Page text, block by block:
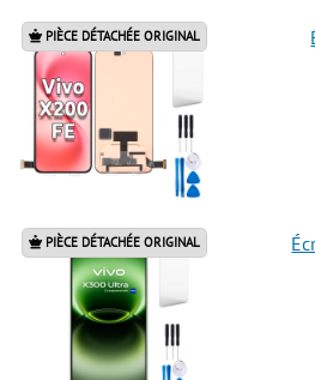
PIÈCE DÉTACHÉE ORIGINAL
PIÈCE DÉTACHÉE ORIGINAL